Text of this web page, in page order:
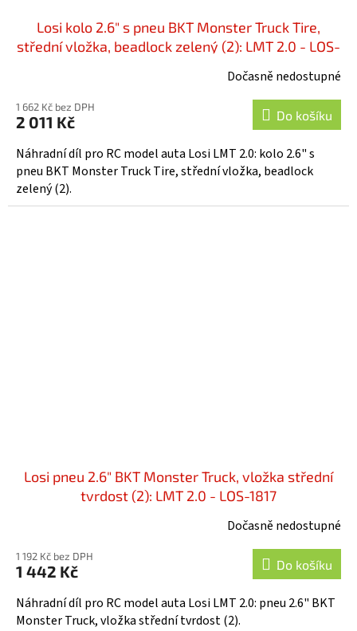
Losi kolo 2.6" s pneu BKT Monster Truck Tire,
střední vložka, beadlock zelený (2): LMT 2.0 - LOS-
Dočasně nedostupné
1 662 Kč bez DPH
2 011 Kč Do košíku
Náhradní díl pro RC model auta Losi LMT 2.0: kolo 2.6" s
pneu BKT Monster Truck Tire, střední vložka, beadlock
zelený (2).
Losi pneu 2.6" BKT Monster Truck, vložka střední
tvrdost (2): LMT 2.0 - LOS-1817
Dočasně nedostupné
1 192 Kč bez DPH
1 442 Kč Do košíku
Náhradní díl pro RC model auta Losi LMT 2.0: pneu 2.6" BKT
Monster Truck, vložka střední tvrdost (2).